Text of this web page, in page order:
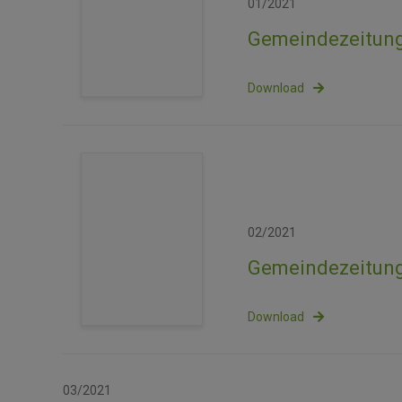
01/2021
Download
02/2021
Download
03/2021